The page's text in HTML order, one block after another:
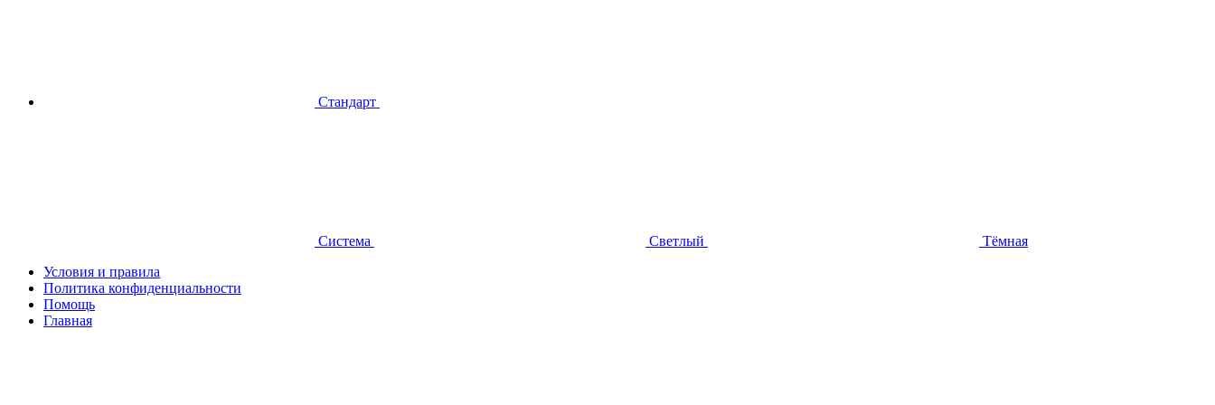
Стандарт
Система Светлый
Тёмная
Условия и правила
Политика конфиденциальности
Помощь
Главная